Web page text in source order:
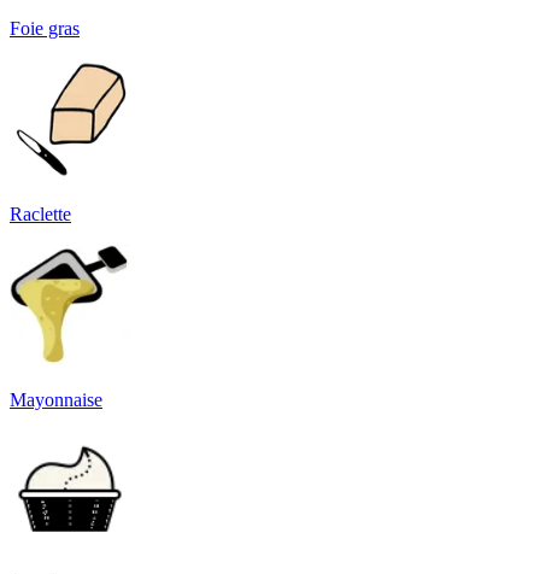
Foie gras
Raclette
Mayonnaise